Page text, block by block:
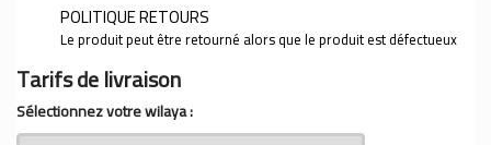
POLITIQUE RETOURS
Le produit peut être retourné alors que le produit est défectueux
Tarifs de livraison
Sélectionnez votre wilaya :